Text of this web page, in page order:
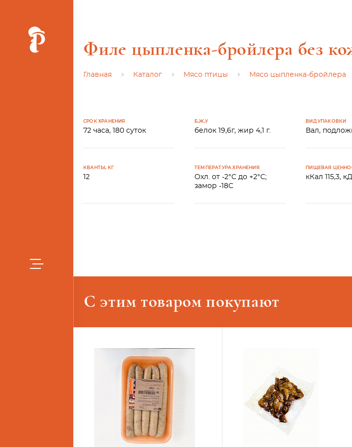
Филе цыпленка-бройлера без
Главная Каталог Мясо птицы Мясо цыпленка-бройлера
СРОК ХРАНЕНИЯ
72 часа, 180 суток
Б,Ж,У
белок 19,6г, жир 4,1 г.
ВИД УПАКОВКИ
Вал,
КВАНТЫ, КГ
12
ТЕМПЕРАТУРА ХРАНЕНИЯ
Охл. от -2°С до +2°С;
замор -18С
ПИЩЕВАЯ
кКал 115,3,
С этим товаром покупают